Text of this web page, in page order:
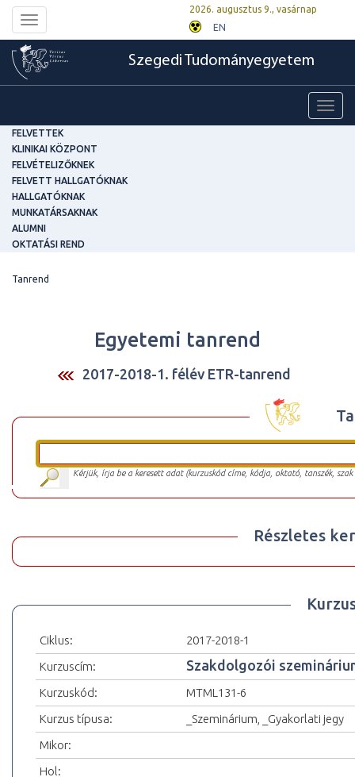
Toggle
navigation
2026. augusztus 9., vasárnap
EN
Szegedi Tudományegyetem
FELVETTEK
KLINIKAI KÖZPONT
FELVÉTELIZŐKNEK
FELVETT HALLGATÓKNAK
HALLGATÓKNAK
MUNKATÁRSAKNAK
ALUMNI
OKTATÁSI REND
Tanrend
Egyetemi tanrend
2017-2018-1. félév ETR-tanrend
Kérjük, írja be a keresett adat (kurzuskód címe, kódja, oktató, tanszék,
Részletes
Ciklus:
2017-2018-1
Kurzuscím:
Szakdolgozói
Kurzuskód:
MTML131-6
Kurzus típusa:
_Szeminárium, _Gyakorlati jegy
Mikor:
Hol: